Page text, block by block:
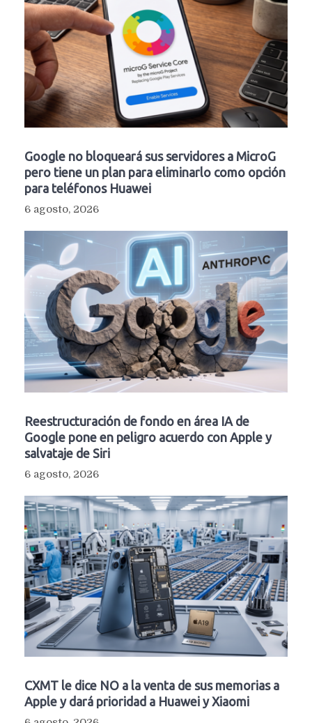
Google no bloqueará sus servidores a MicroG
pero tiene un plan para eliminarlo como opción
para teléfonos Huawei
6 agosto, 2026
Reestructuración de fondo en área IA de
Google pone en peligro acuerdo con Apple y
salvataje de Siri
6 agosto, 2026
CXMT le dice NO a la venta de sus memorias a
Apple y dará prioridad a Huawei y Xiaomi